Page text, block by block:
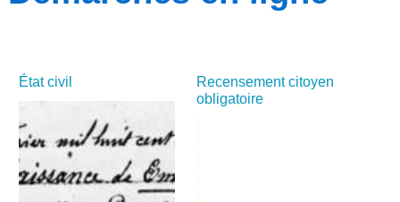
État civil
Recensement citoyen
obligatoire